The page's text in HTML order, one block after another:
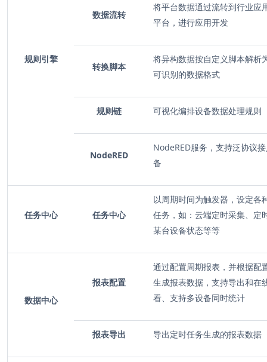
规则引擎
数据流转
将平台数据通过流转到行业应
平台，进行应用开发
转换脚本
将异构数据按自定义脚本解析
可识别的数据格式
规则链 可视化编排设备数据处理规则
NodeRED
NodeRED服务，支持泛协议
备
任务中心 任务中心
以周期时间为触发器，设定各
任务，如：云端定时采集、定
某台设备状态等等
数据中心
报表配置
通过配置周期报表，并根据配
生成报表数据，支持导出和在
看、支持多设备同时统计
报表导出 导出定时任务生成的报表数据